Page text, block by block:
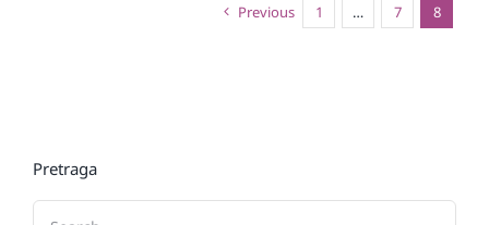
Previous 1 … 7 8
Pretraga